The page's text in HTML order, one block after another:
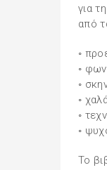
για
από
◦
◦
◦
◦
◦
◦
Το